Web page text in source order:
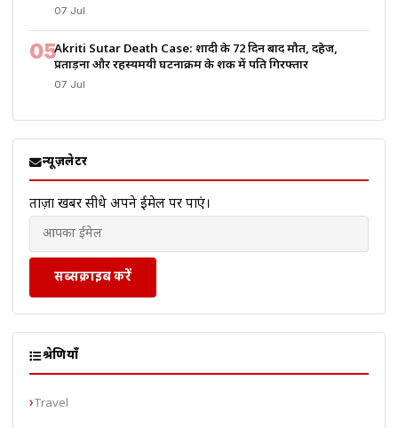
07 Jul
05Akriti Sutar Death Case: शादी के 72 दिन बाद मौत, दहेज,
प्रताड़ना और रहस्यमयी घटनाक्रम के शक में पति गिरफ्तार
07 Jul
न्यूज़लेटर
ताज़ा खबरें सीधे अपने ईमेल पर पाएं।
सब्सक्राइब करें
श्रेणियाँ
Travel